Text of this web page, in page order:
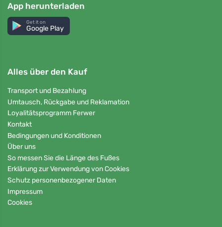
App herunterladen
Get it on
Google Play
Alles über den Kauf
Transport und Bezahlung
Umtausch, Rückgabe und Reklamation
Loyalitätsprogramm Ferwer
Kontakt
Bedingungen und Konditionen
Über uns
So messen Sie die Länge des Fußes
Erklärung zur Verwendung von Cookies
Schutz personenbezogener Daten
Impressum
Cookies